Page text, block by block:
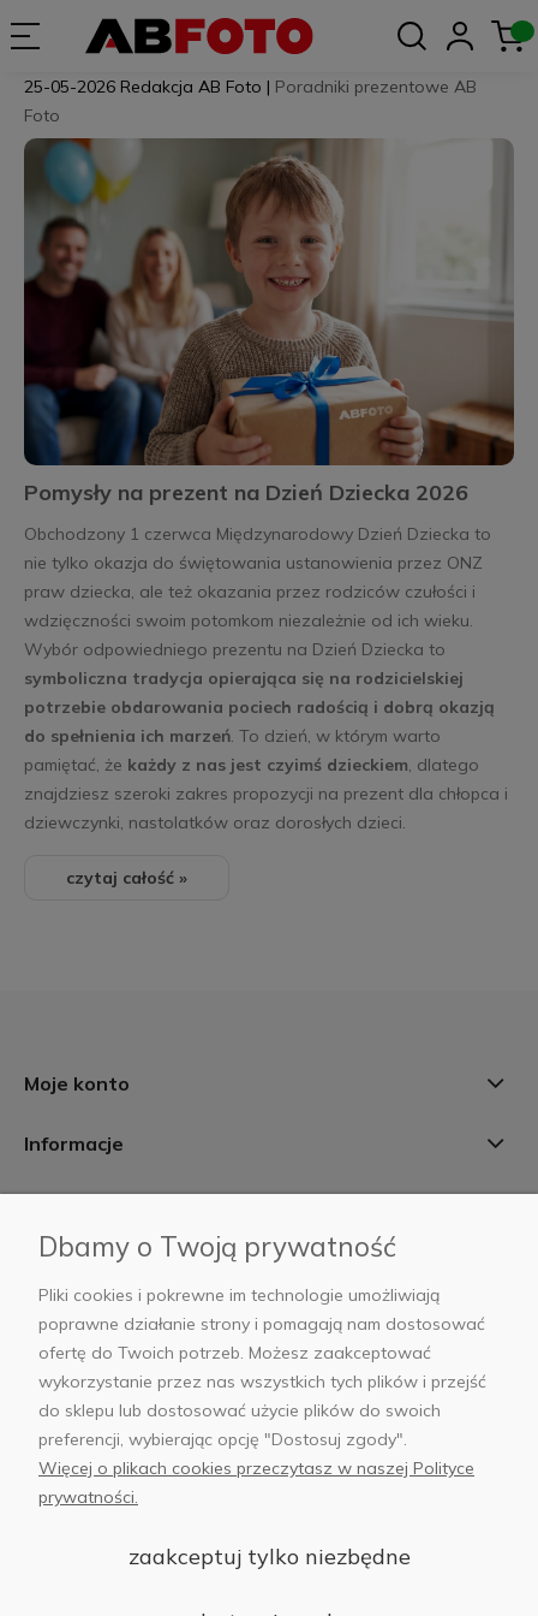
Pomysły na prezent na Dzień Dziecka 2026
25-05-2026 Redakcja AB Foto | Poradniki prezentowe AB
Foto
Obchodzony 1 czerwca Międzynarodowy Dzień Dziecka to
nie tylko okazja do świętowania ustanowienia przez ONZ
praw dziecka, ale też okazania przez rodziców czułości i
wdzięczności swoim potomkom niezależnie od ich wieku.
Wybór odpowiedniego prezentu na Dzień Dziecka to
symboliczna tradycja opierająca się na rodzicielskiej
potrzebie obdarowania pociech radością i dobrą okazją
do spełnienia ich marzeń. To dzień, w którym warto
pamiętać, że każdy z nas jest czyimś dzieckiem, dlatego
znajdziesz szeroki zakres propozycji na prezent dla chłopca i
dziewczynki, nastolatków oraz dorosłych dzieci.
czytaj całość »
Moje konto
Informacje
AB Foto
sklep@abfoto.pl
+48 797 971 275
© 2025 Wszelkie prawa zastrzeżone. Serwis własnością:
Dbamy o Twoją prywatność
Pliki cookies i pokrewne im technologie umożliwiają
poprawne działanie strony i pomagają nam dostosować
ofertę do Twoich potrzeb. Możesz zaakceptować
wykorzystanie przez nas wszystkich tych plików i przejść
do sklepu lub dostosować użycie plików do swoich
preferencji, wybierając opcję "Dostosuj zgody".
Więcej o plikach cookies przeczytasz w naszej Polityce
prywatności.
zaakceptuj tylko niezbędne